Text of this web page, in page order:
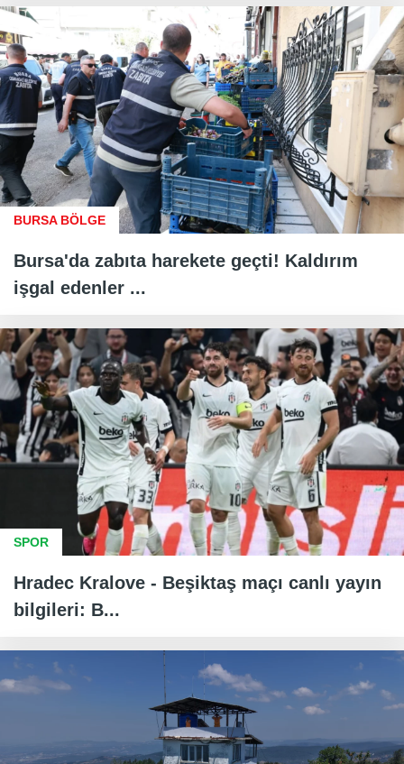
BURSA BÖLGE
Bursa'da zabıta harekete geçti! Kaldırım
işgal edenler ...
SPOR
Hradec Kralove - Beşiktaş maçı canlı yayın
bilgileri: B...